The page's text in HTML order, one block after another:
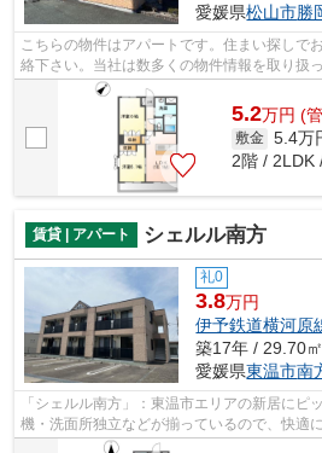
愛媛県松山市勝
こちらの物件はアパートです。住まい探しで
絡下さい。当社は数多くの物件情報を取り扱
件に適した物件が見つかるでしょう。
5.2万円 (
敷金 5.4万
2階 / 2LDK
賃貸 | アパート シェルル南方
礼0
3.8万円
伊予鉄道横河原
築17年 / 29.70㎡
愛媛県東温市南
「シェルル南方」：東温市エリアの新居にピ
機・洗面所独立などが揃っているので、快適
す。モニターから顔が見えるTVインター...